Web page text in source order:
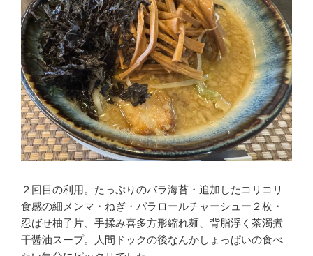
２回目の利用。たっぷりのバラ海苔・追加したコリコリ
食感の細メンマ・ねぎ・バラロールチャーシュー２枚・
忍ばせ柚子片、手揉み喜多方形縮れ麺、背脂浮く茶濁煮
干醤油スープ。人間ドックの後なんかしょっぱいの食べ